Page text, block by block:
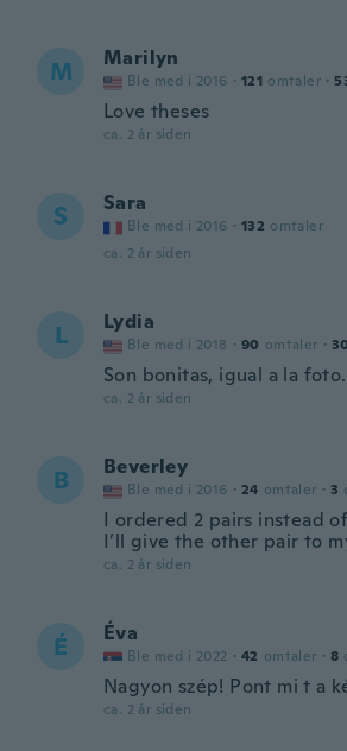
M Marilyn
Ble med i 2016 · 121 omtaler ·
Love theses
ca. 2 år siden
S Sara
Ble med i 2016 · 132 omtaler
ca. 2 år siden
L Lydia
Ble med i 2018 · 90 omtaler · 30
Son bonitas, igual a la foto.
ca. 2 år siden
B Beverley
Ble med i 2016 · 24 omtaler · 3
I ordered 2 pairs instead of
I’ll give the other pair to
ca. 2 år siden
É Éva
Ble med i 2022 · 42 omtaler · 8
Nagyon szép! Pont mi t a
ca. 2 år siden